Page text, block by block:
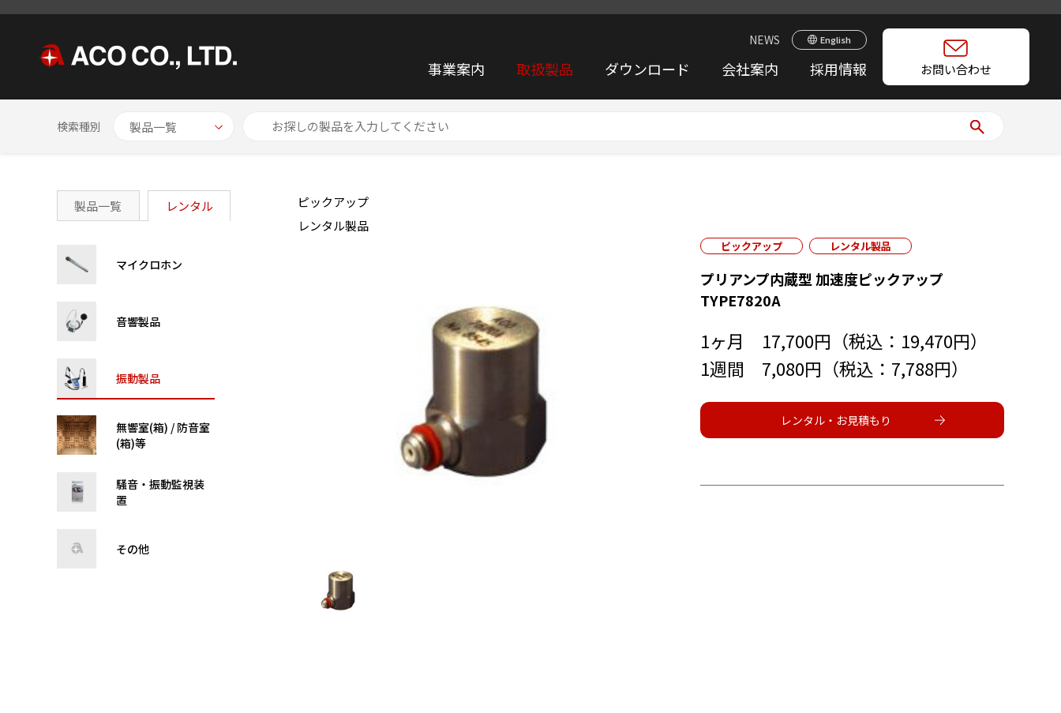
NEWS English
事業案内 取扱製品 ダウンロード 会社案内 採用情報 お問い合わせ
検索種別
HOME レンタル製品一覧 振動製品 プリアンプ内蔵型 加速度ピックアップ TYPE7820A
製品一覧 レンタル
マイクロホン
音響製品
振動製品
無響室(箱) / 防音室
(箱)等
騒音・振動監視装
置
その他
ピックアップ
レンタル製品
ピックアップ レンタル製品
プリアンプ内蔵型 加速度ピックアップ
TYPE7820A
1ヶ月 17,700円（税込：19,470円）
1週間 7,080円（税込：7,788円）
レンタル・お見積もり